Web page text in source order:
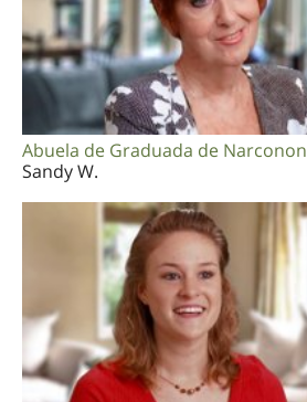
Abuela de Graduada de Narconon
Sandy W.